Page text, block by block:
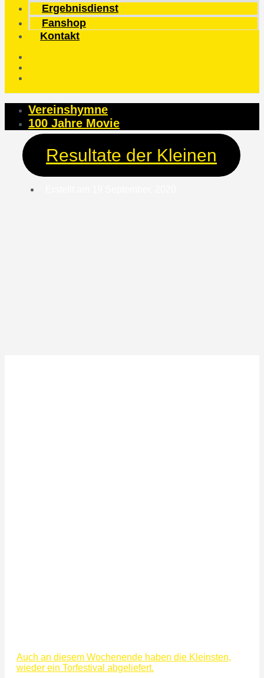
Ergebnisdienst
Fanshop
Kontakt
Vereinshymne
100 Jahre Movie
Resultate der Kleinen
Auch an diesem Wochenende haben die Kleinsten,
wieder ein Torfestival abgeliefert.